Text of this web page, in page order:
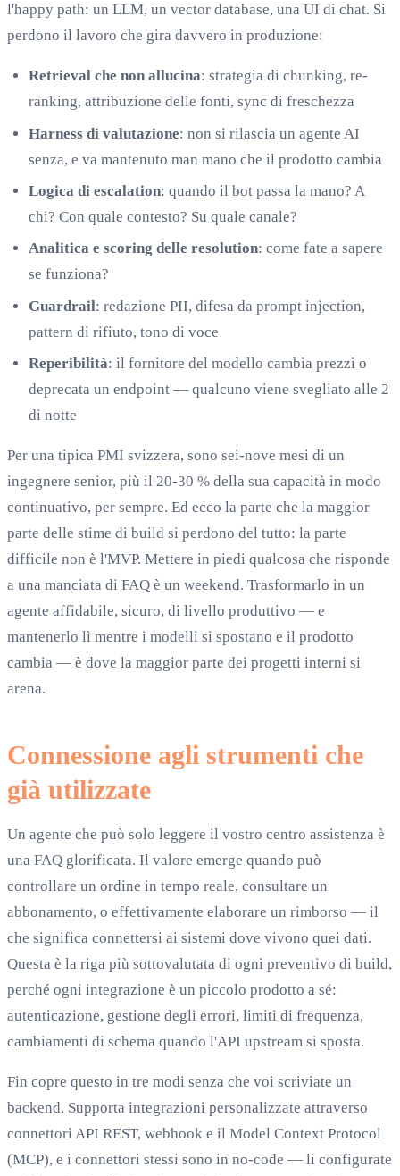
l'happy path: un LLM, un vector database, una UI di chat. Si
perdono il lavoro che gira davvero in produzione:
Retrieval che non allucina: strategia di chunking, re-
ranking, attribuzione delle fonti, sync di freschezza
Harness di valutazione: non si rilascia un agente AI
senza, e va mantenuto man mano che il prodotto cambia
Logica di escalation: quando il bot passa la mano? A
chi? Con quale contesto? Su quale canale?
Analitica e scoring delle resolution: come fate a sapere
se funziona?
Guardrail: redazione PII, difesa da prompt injection,
pattern di rifiuto, tono di voce
Reperibilità: il fornitore del modello cambia prezzi o
deprecata un endpoint — qualcuno viene svegliato alle 2
di notte
Per una tipica PMI svizzera, sono sei-nove mesi di un
ingegnere senior, più il 20-30 % della sua capacità in modo
continuativo, per sempre. Ed ecco la parte che la maggior
parte delle stime di build si perdono del tutto: la parte
difficile non è l'MVP. Mettere in piedi qualcosa che risponde
a una manciata di FAQ è un weekend. Trasformarlo in un
agente affidabile, sicuro, di livello produttivo — e
mantenerlo lì mentre i modelli si spostano e il prodotto
cambia — è dove la maggior parte dei progetti interni si
arena.
Connessione agli strumenti che
già utilizzate
Un agente che può solo leggere il vostro centro assistenza è
una FAQ glorificata. Il valore emerge quando può
controllare un ordine in tempo reale, consultare un
abbonamento, o effettivamente elaborare un rimborso — il
che significa connettersi ai sistemi dove vivono quei dati.
Questa è la riga più sottovalutata di ogni preventivo di build,
perché ogni integrazione è un piccolo prodotto a sé:
autenticazione, gestione degli errori, limiti di frequenza,
cambiamenti di schema quando l'API upstream si sposta.
Fin copre questo in tre modi senza che voi scriviate un
backend. Supporta integrazioni personalizzate attraverso
connettori API REST, webhook e il Model Context Protocol
(MCP), e i connettori stessi sono in no-code — li configurate